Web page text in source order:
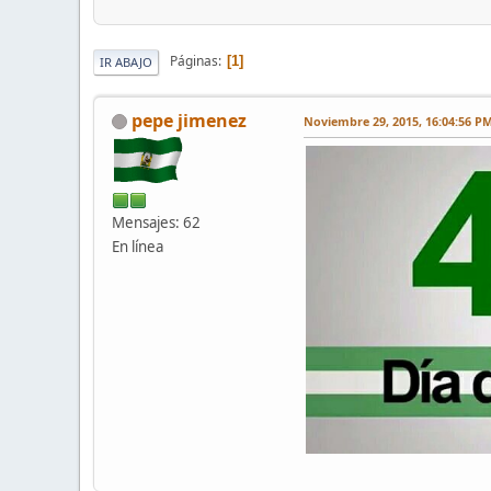
IR ABAJO Páginas 1
pepe jimenez
Mensajes: 62
En línea
Noviembre 29, 2015, 16:04:56